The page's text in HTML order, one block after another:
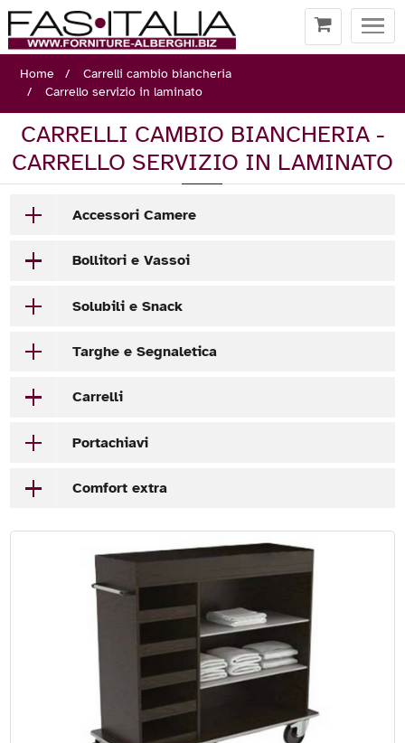
Home
Carrelli cambio biancheria
Carrello servizio in laminato
CARRELLI CAMBIO BIANCHERIA -
CARRELLO SERVIZIO IN LAMINATO
Accessori Camere
Bollitori e Vassoi
Solubili e Snack
Targhe e Segnaletica
Carrelli
Portachiavi
Comfort extra